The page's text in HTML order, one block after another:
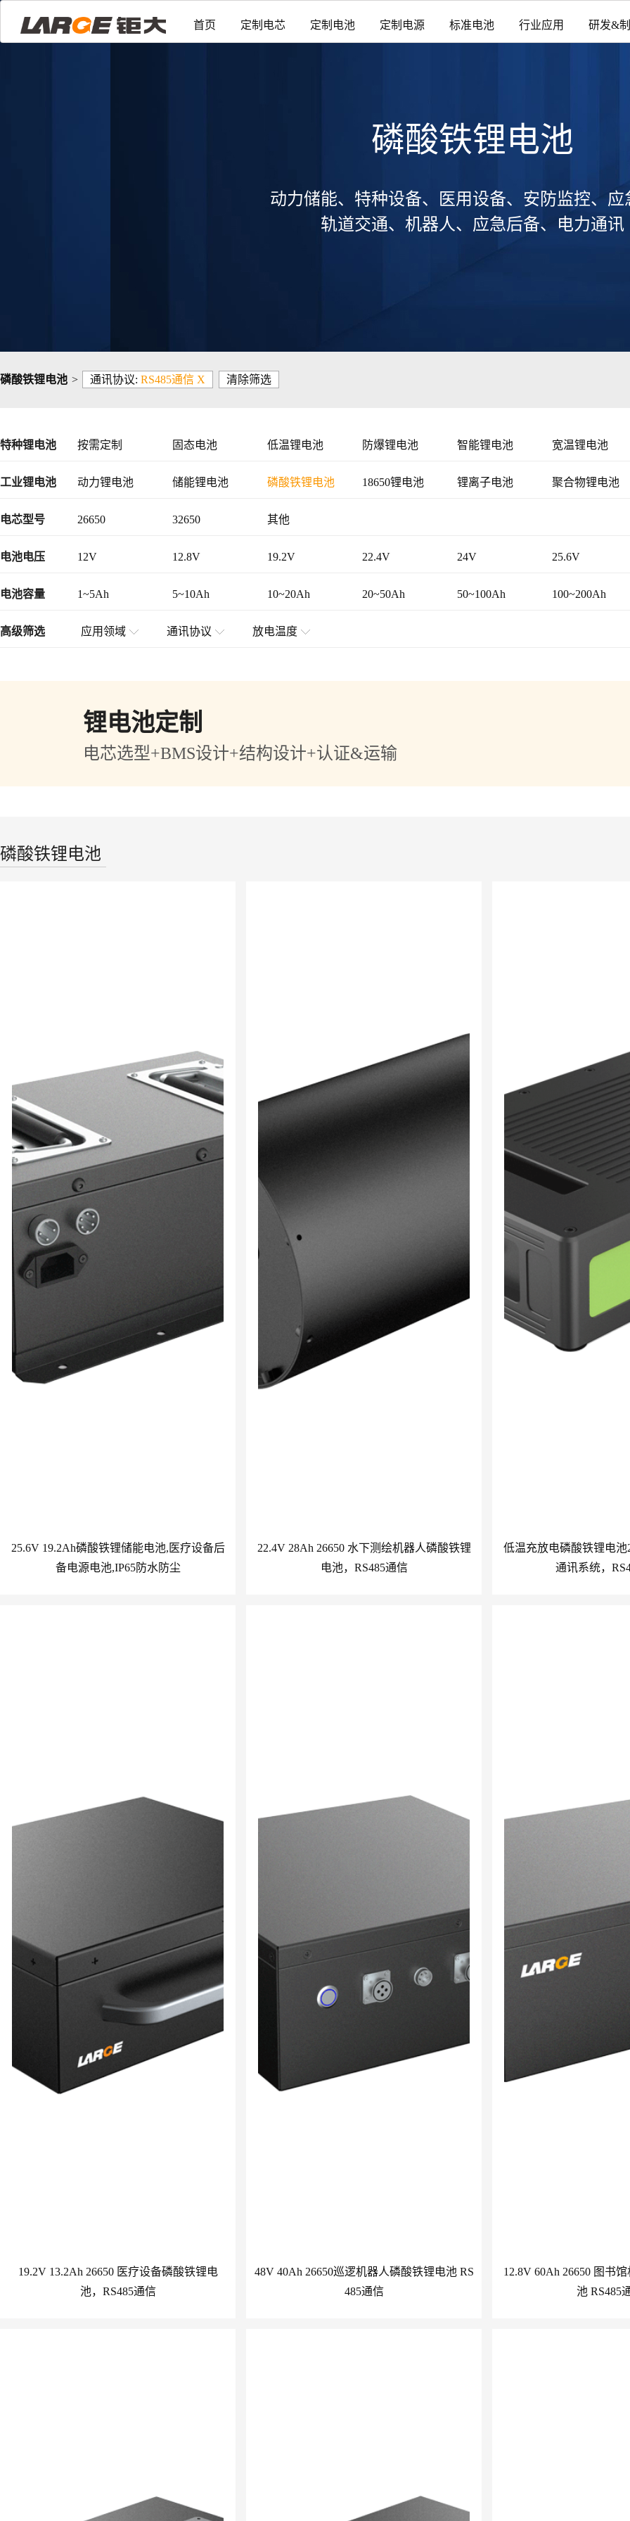
首页 定制电芯 定制电池 定制电源 标准电池 行业应用 研发&
磷酸铁锂电池
动力储能、特种设备、医用设备、安防监控、应
轨道交通、机器人、应急后备、电力通讯
磷酸铁锂电池 > 通讯协议: RS485通信 X 清除筛选
特种锂电池 按需定制 固态电池 低温锂电池 防爆锂电池 智能锂电池 宽温锂电池
工业锂电池 动力锂电池 储能锂电池 磷酸铁锂电池 18650锂电池 锂离子电池 聚合物锂电池
48V锂电池
电芯型号 26650 32650 其他
电池电压 12V 12.8V 19.2V 22.4V 24V 25.6V
电池容量 1~5Ah 5~10Ah 10~20Ah 20~50Ah 50~100Ah 100~200Ah
高级筛选 应用领域 通讯协议 放电温度
锂电池定制
电芯选型+BMS设计+结构设计+认证&运输
磷酸铁锂电池
25.6V 19.2Ah磷酸铁锂储能电池,医疗设备后
备电源电池,IP65防水防尘
22.4V 28Ah 26650 水下测绘机器人磷酸铁锂
电池，RS485通信
低温充放电磷酸铁锂电池
通讯系统，
19.2V 13.2Ah 26650 医疗设备磷酸铁锂电
池，RS485通信
48V 40Ah 26650巡逻机器人磷酸铁锂电池 RS
485通信
12.8V 60Ah 26650 图书
池 RS485